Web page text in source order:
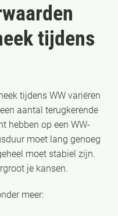
tijdens
tijdens WW variëren
aantal terugkerende
hebben op een WW-
moet lang genoeg
moet stabiel zijn.
je kansen.
meer: